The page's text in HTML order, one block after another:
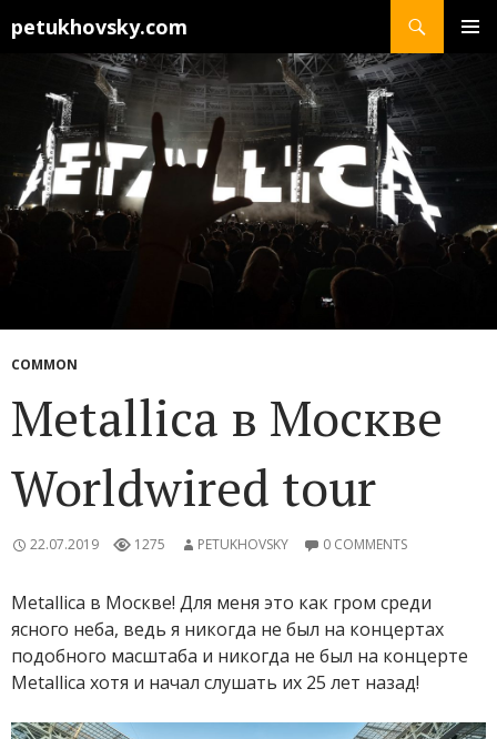
petukhovsky.com
SKIP
CONTENT
COMMON
Metallica в Москве
Worldwired tour
22.07.2019 1275 PETUKHOVSKY 0 COMMENTS
Metallica в Москве! Для меня это как гром среди
ясного неба, ведь я никогда не был на концертах
подобного масштаба и никогда не был на концерте
Metallica хотя и начал слушать их 25 лет назад!